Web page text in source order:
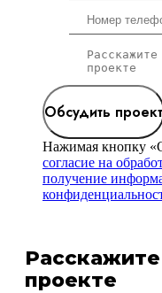
Обсудить проект
Нажимая кнопку
согласие на
получение
проекте